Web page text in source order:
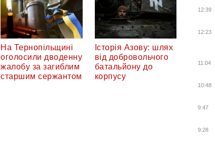
На Тернопільщині
оголосили дводенну
жалобу за загиблим
старшим сержантом
Історія Азову: шлях
від добровольчого
батальйону до
корпусу
12:39
12:23
11:04
10:48
9:47
9:28